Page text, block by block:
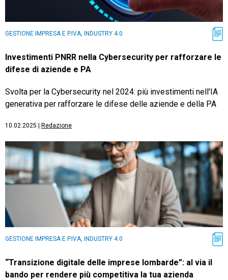
GESTIONE IMPRESA E P.IVA, INDUSTRY 4.0
Investimenti PNRR nella Cybersecurity per rafforzare le
difese di aziende e PA
Svolta per la Cybersecurity nel 2024: più investimenti nell'IA
generativa per rafforzare le difese delle aziende e della PA
10.02.2025 | Redazione
GESTIONE IMPRESA E P.IVA, INDUSTRY 4.0
“Transizione digitale delle imprese lombarde”: al via il
bando per rendere più competitiva la tua azienda